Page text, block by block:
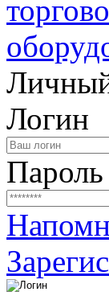
Логин
Пароль